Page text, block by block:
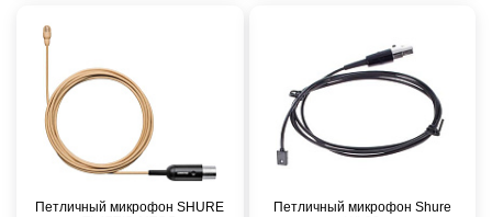
Петличный микрофон SHURE
Петличный микрофон Shure